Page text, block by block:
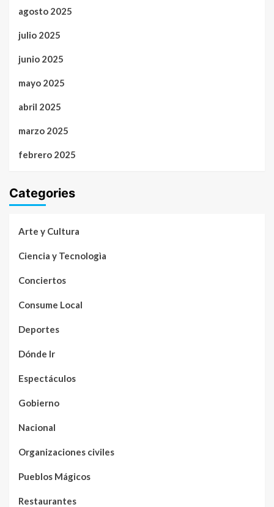
agosto 2025
julio 2025
junio 2025
mayo 2025
abril 2025
marzo 2025
febrero 2025
Categories
Arte y Cultura
Ciencia y Tecnologìa
Conciertos
Consume Local
Deportes
Dónde Ir
Espectáculos
Gobierno
Nacional
Organizaciones civiles
Pueblos Mágicos
Restaurantes